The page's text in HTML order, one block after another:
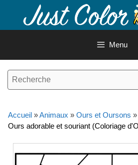
contenu
Menu
Accueil »Animaux » Ours et Oursons »
Ours adorable et souriant (Coloriage